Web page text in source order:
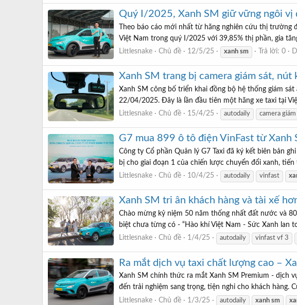
Quý I/2025, Xanh SM giữ vững ngôi
Theo báo cáo mới nhất từ hãng nghiên cứu thị
Việt Nam trong quý I/2025 với 39,85% thị phần, gia
Littlesnake
Chủ đề 12/5/25 xanh sm Trả lời: 0
Xanh SM trang bị camera giám sát, nút
Xanh SM công bố triển khai đồng bộ hệ thống giám
22/04/2025. Đây là lần đầu tiên một hãng xe taxi tại
Littlesnake
Chủ đề 15/4/25 autodaily camera
G7 mua 899 ô tô điện VinFast từ Xanh
Công ty Cổ phần Quản lý G7 Taxi đã ký kết biên bản
bị cho giai đoạn 1 của chiến lược chuyển đổi xanh,
Littlesnake
Chủ đề 10/4/25 autodaily vinfast
Xanh SM tri ân khách hàng và tài xế
Chào mừng kỷ niệm 50 năm thống nhất đất nước và
biệt chưa từng có - “Hào khí Việt Nam - Sức Xanh lan
Littlesnake
Chủ đề 1/4/25 autodaily vinfast vf 3
Ra mắt dịch vụ taxi chất lượng cao –
Xanh SM chính thức ra mắt Xanh SM Premium - dịch
đến trải nghiệm sang trọng, tiện nghi cho khách hàng.
Littlesnake
Chủ đề 1/3/25 autodaily xanh sm